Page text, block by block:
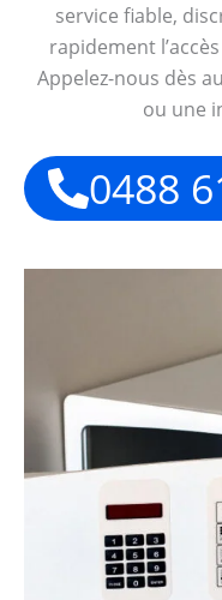
service fiable,
rapidement
Appelez-nous dès
ou une
0488